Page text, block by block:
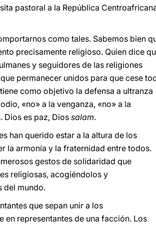
pastoral a la República
como tales. Sabemos bien
precisamente religioso. Quien dice
y seguidores de las religiones
permanecer unidos para que cese
como objetivo la defensa a ultranza
«no» a la venganza, «no» a la
Dios es paz, Dios salam.
han querido estar a la altura de los
la armonía y la fraternidad entre todos.
gestos de solidaridad que
religiosas, acogiéndolos y
del mundo.
que sepan unir a los
representantes de una facción. Los